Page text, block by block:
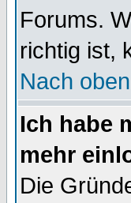
Forums.
richtig ist,
Nach oben
Ich habe
mehr
Die